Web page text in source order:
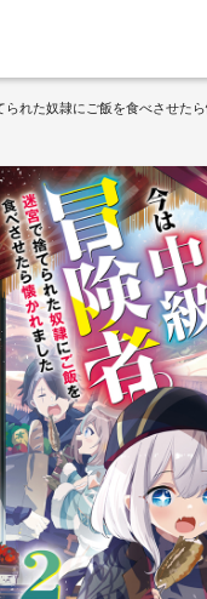
れた奴隷にご飯を食べさせた